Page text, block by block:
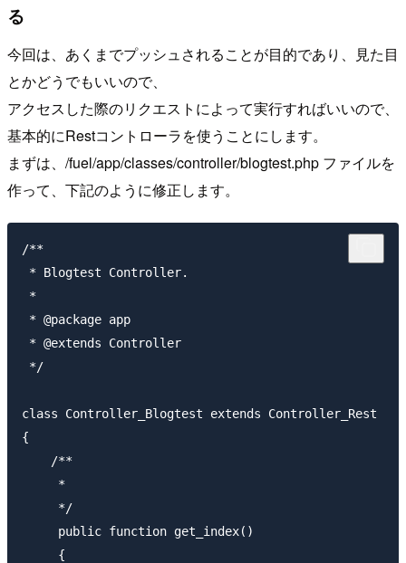
る
今回は、あくまでプッシュされることが目的であり、見た目
とかどうでもいいので、
アクセスした際のリクエストによって実行すればいいので、
基本的にRestコントローラを使うことにします。
まずは、/fuel/app/classes/controller/blogtest.php ファイルを
作って、下記のように修正します。
/**
* Blogtest Controller.
*
* @package app
* @extends Controller
*/
class Controller_Blogtest extends Controller_Rest
{
    /**
     *
     */
     public function get_index()
     {